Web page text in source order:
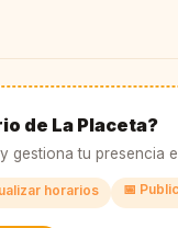
de La Placeta?
gestiona tu presencia
horarios 📅